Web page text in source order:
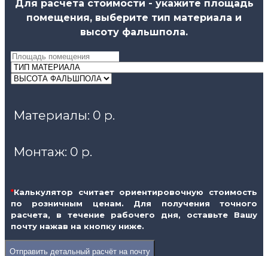
Для расчета стоимости - укажите площадь
помещения, выберите тип материала и
высоту фальшпола.
Материалы: 0 р.
Монтаж: 0 р.
*Калькулятор считает ориентировочную стоимость
по розничным ценам. Для получения точного
расчета, в течение рабочего дня, оставьте Вашу
почту нажав на кнопку ниже.
Отправить детальный расчёт на почту